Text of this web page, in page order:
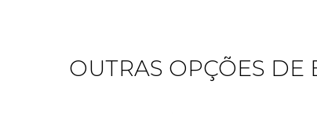
OUTRAS OPÇÕES DE